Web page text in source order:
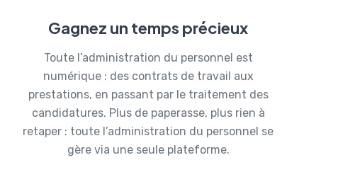
Gagnez un temps précieux
Toute l’administration du personnel est
numérique : des contrats de travail aux
prestations, en passant par le traitement des
candidatures. Plus de paperasse, plus rien à
retaper : toute l’administration du personnel se
gère via une seule plateforme.